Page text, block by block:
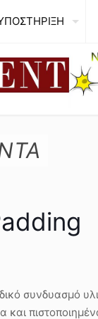
συνδυασμό
και